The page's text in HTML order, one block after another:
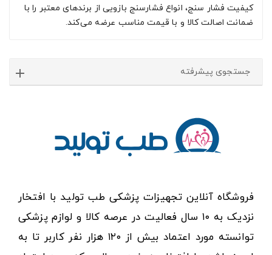
کیفیت فشار سنج، انواع فشارسنج بازویی از برندهای معتبر را با
ضمانت اصالت کالا و با قیمت مناسب عرضه می‌کند.
جستجوی پیشرفته
فروشگاه آنلاین تجهیزات پزشکی طب تولید با افتخار
نزدیک به ۱۰ سال فعالیت در عرصه کالا و لوازم پزشکی
توانسته مورد اعتماد بیش از ۱۲۰ هزار نفر کاربر تا به